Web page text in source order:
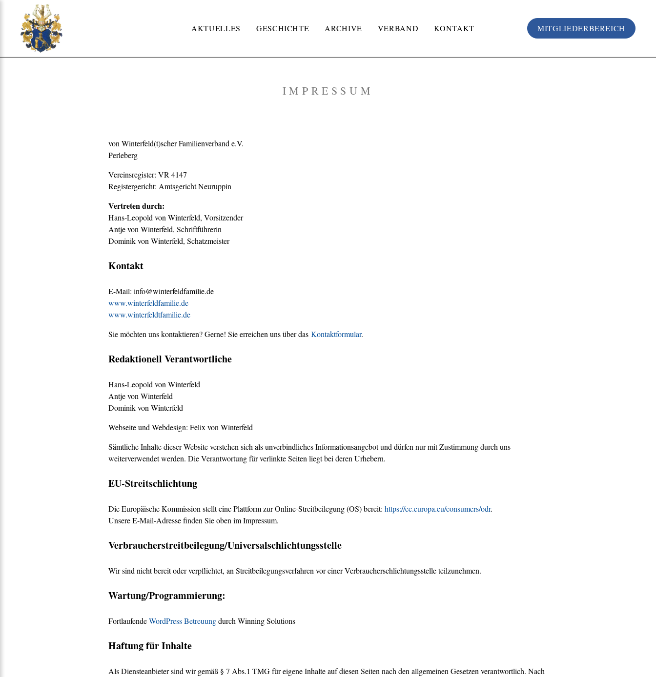
content
AKTUELLES GESCHICHTE ARCHIVE VERBAND KONTAKT MITGLIEDERBEREICH
IMPRESSUM
von Winterfeld(t)scher Familienverband e.V.
Perleberg
Vereinsregister: VR 4147
Registergericht: Amtsgericht Neuruppin
Vertreten durch:
Hans-Leopold von Winterfeld, Vorsitzender
Antje von Winterfeld, Schriftführerin
Dominik von Winterfeld, Schatzmeister
Kontakt
E-Mail: info@winterfeldfamilie.de
www.winterfeldfamilie.de
www.winterfeldtfamilie.de
Sie möchten uns kontaktieren? Gerne! Sie erreichen uns über das Kontaktformular.
Redaktionell Verantwortliche
Hans-Leopold von Winterfeld
Antje von Winterfeld
Dominik von Winterfeld
Webseite und Webdesign: Felix von Winterfeld
Sämtliche Inhalte dieser Website verstehen sich als unverbindliches Informationsangebot und dürfen nur mit Zustimmung durch uns
weiterverwendet werden. Die Verantwortung für verlinkte Seiten liegt bei deren Urhebern.
EU-Streitschlichtung
Die Europäische Kommission stellt eine Plattform zur Online-Streitbeilegung (OS) bereit: https://ec.europa.eu/consumers/odr.
Unsere E-Mail-Adresse finden Sie oben im Impressum.
Verbraucher­streit­beilegung/Universal­schlichtungs­stelle
Wir sind nicht bereit oder verpflichtet, an Streitbeilegungsverfahren vor einer Verbraucherschlichtungsstelle teilzunehmen.
Wartung/Programmierung:
FortlaufendeWordPress Betreuungdurch Winning Solutions
Haftung für Inhalte
Als Diensteanbieter sind wir gemäß § 7 Abs.1 TMG für eigene Inhalte auf diesen Seiten nach den allgemeinen Gesetzen verantwortlich. Nach